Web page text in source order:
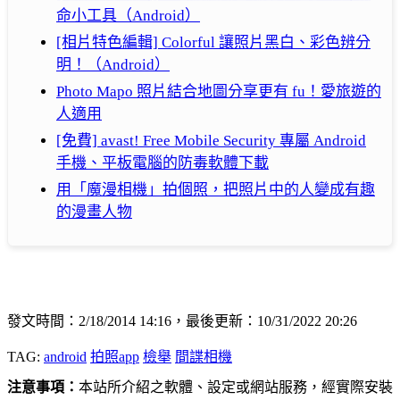
命小工具（Android）
[相片特色編輯] Colorful 讓照片黑白、彩色辨分
明！（Android）
Photo Mapo 照片結合地圖分享更有 fu！愛旅遊的
人適用
[免費] avast! Free Mobile Security 專屬 Android
手機、平板電腦的防毒軟體下載
用「魔漫相機」拍個照，把照片中的人變成有趣
的漫畫人物
發文時間：2/18/2014 14:16，最後更新：10/31/2022 20:26
TAG: android 拍照app 檢舉 間諜相機
注意事項： 本站所介紹之軟體、設定或網站服務，經實際安裝